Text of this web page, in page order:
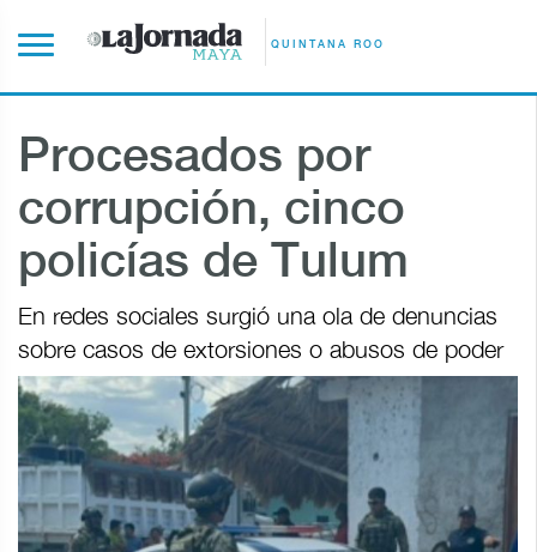
QUINTANA ROO
Procesados por
corrupción, cinco
policías de Tulum
En redes sociales surgió una ola de denuncias
sobre casos de extorsiones o abusos de poder